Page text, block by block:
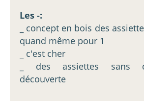
Les -:
_ concept en bois des
quand même pour 1
_ c'est cher
_ des assiettes sans
découverte